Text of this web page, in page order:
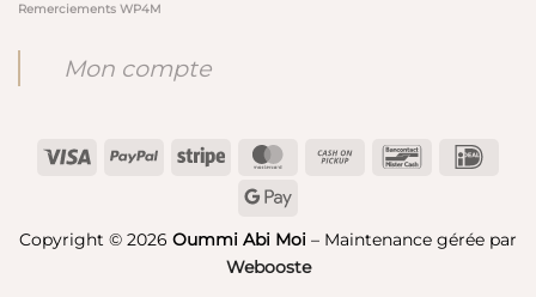
Remerciements WP4M
Mon compte
Visa PayPal Stripe MasterCard
Cash
Bancontact
Copyright © 2026 Oummi Abi Moi – Maintenance gérée par
Webooste